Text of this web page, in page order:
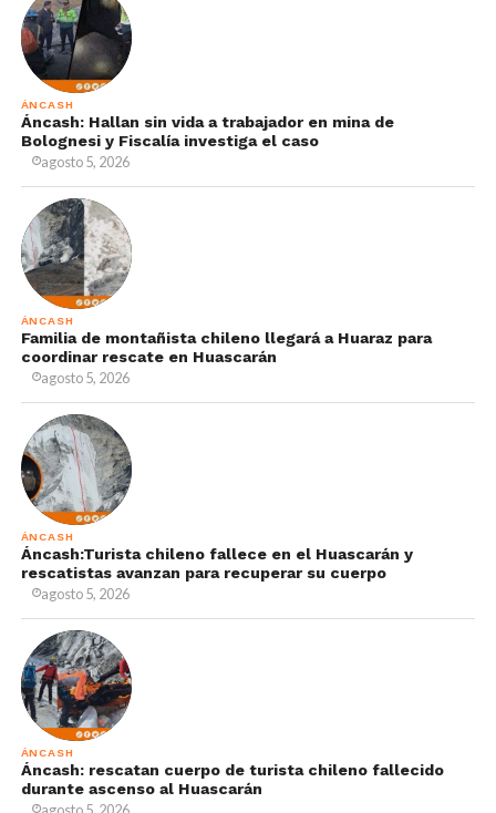
ÁNCASH
Áncash: Hallan sin vida a trabajador en mina de
Bolognesi y Fiscalía investiga el caso
agosto 5, 2026
ÁNCASH
Familia de montañista chileno llegará a Huaraz para
coordinar rescate en Huascarán
agosto 5, 2026
ÁNCASH
Áncash:Turista chileno fallece en el Huascarán y
rescatistas avanzan para recuperar su cuerpo
agosto 5, 2026
ÁNCASH
Áncash: rescatan cuerpo de turista chileno fallecido
durante ascenso al Huascarán